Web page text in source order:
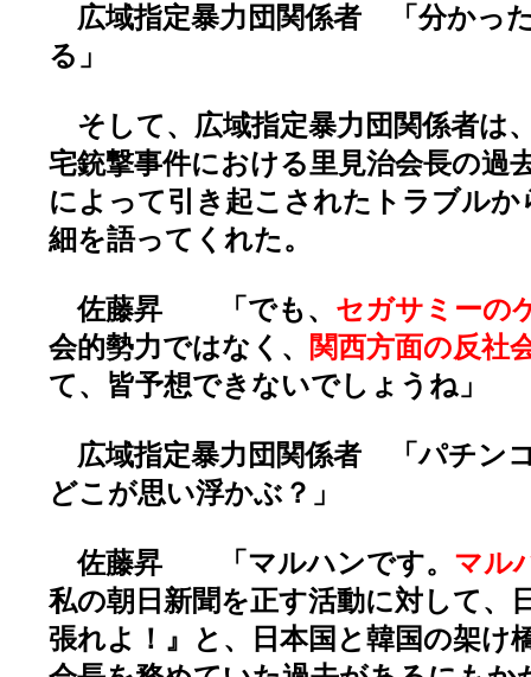
広域指定暴力団関係者 「分かっ
る」
そして、広域指定暴力団関係者は
宅銃撃事件における里見治会長の過
によって引き起こされたトラブルか
細を語ってくれた。
佐藤昇 「でも、 セガサミーの
会的勢力ではなく、
関西方面の反社
て、皆予想できないでしょうね」
広域指定暴力団関係者 「パチン
どこが思い浮かぶ？」
佐藤昇 「マルハンです。 マル
私の朝日新聞を正す活動に対して、
張れよ！』と、日本国と韓国の架け